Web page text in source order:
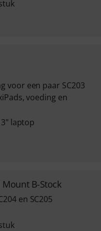
voor een paar SC203
voeding en
laptop
B-Stock
en SC205